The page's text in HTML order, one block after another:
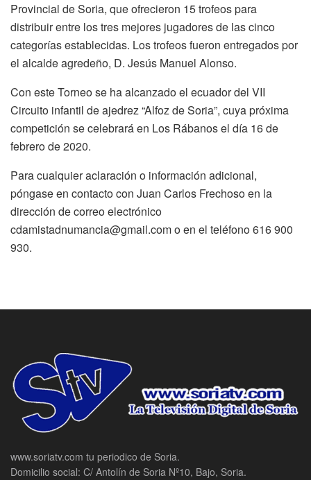
Provincial de Soria, que ofrecieron 15 trofeos para
distribuir entre los tres mejores jugadores de las cinco
categorías establecidas. Los trofeos fueron entregados por
el alcalde agredeño, D. Jesús Manuel Alonso.
Con este Torneo se ha alcanzado el ecuador del VII
Circuito infantil de ajedrez “Alfoz de Soria”, cuya próxima
competición se celebrará en Los Rábanos el día 16 de
febrero de 2020.
Para cualquier aclaración o información adicional,
póngase en contacto con Juan Carlos Frechoso en la
dirección de correo electrónico
cdamistadnumancia@gmail.com o en el teléfono 616 900
930.
www.soriatv.com tu periodico de Soria.
Domicilio social: C/ Antolín de Soria Nº10, Bajo, Soria.